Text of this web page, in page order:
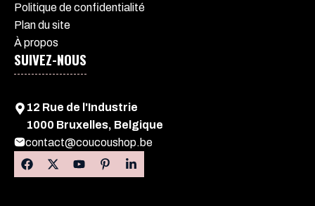
Politique de confidentialité
Plan du site
À propos
SUIVEZ-NOUS
12 Rue de l'Industrie
1000 Bruxelles, Belgique
contact@coucoushop.be